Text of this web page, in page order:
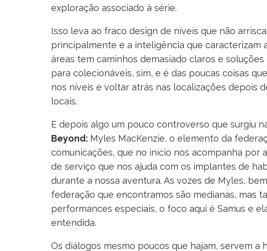
exploração associado à série.
Isso leva ao fraco design de níveis que não
principalmente e a inteligência que caracterizam
áreas tem caminhos demasiado claros e
para colecionáveis, sim, e é das poucas coisas
nos níveis e voltar atrás nas localizações depois
locais.
E depois algo um pouco controverso que surgiu
Beyond: Myles MacKenzie, o elemento da
comunicações, que no início nos acompanha por
de serviço que nos ajuda com os implantes de
durante a nossa aventura. As vozes de Myles,
federação que encontramos são medianas, mas
performances especiais, o foco aqui é Samus e
entendida.
Os diálogos mesmo poucos que hajam, servem a